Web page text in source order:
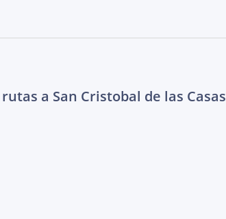
a San Cristobal de las Casas